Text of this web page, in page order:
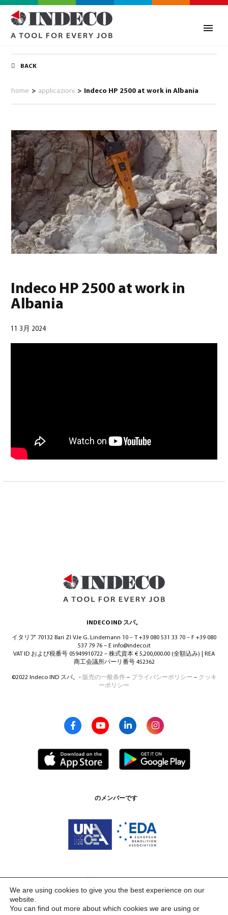
0
BACK
home > applicazioni > Indeco HP 2500 at work in Albania
Indeco HP 2500 at work in
Albania
11 3月 2024
INDECO IND スパ。
イタリア 70132 Bari ZI V.le G. Lindemann 10 – T +39 080 531 33 70 – F +39 080
537 79 76 – E info@indeco.it
VAT ID および税番号 05949910722 – 株式資本 € 5,200,000.00 (全額込み) | REA
商工会議所バーリ番号 452362
©2022 Indeco IND スパ。- 販売の一般条件– プライバシーポリシー – クッキ
ーポリシー
のメンバーです
We are using cookies to give you the best experience on our
website.
You can find out more about which cookies we are using or